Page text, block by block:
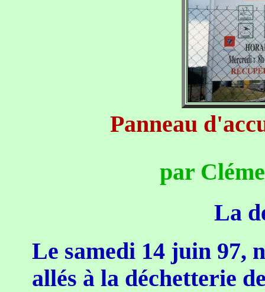
Panneau
par
La
Le samedi 14 juin 97,
allés à la déchetterie